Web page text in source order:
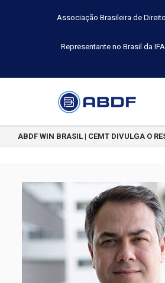
Associação Brasileira de
Representante no Brasil da
ABDF WIN BRASIL | CEMT DIVULGA O